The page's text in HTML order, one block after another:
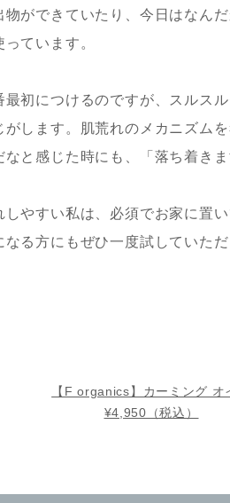
ができていたり、今日はなん
っています。
初につけるのですが、スルス
します。肌荒れのメカニズム
と感じた時にも、「落ち着き
やすい私は、必須でお家に置
る方にもぜひ一度試していただ
【F organics】カーミング オ
¥4,950（税込）